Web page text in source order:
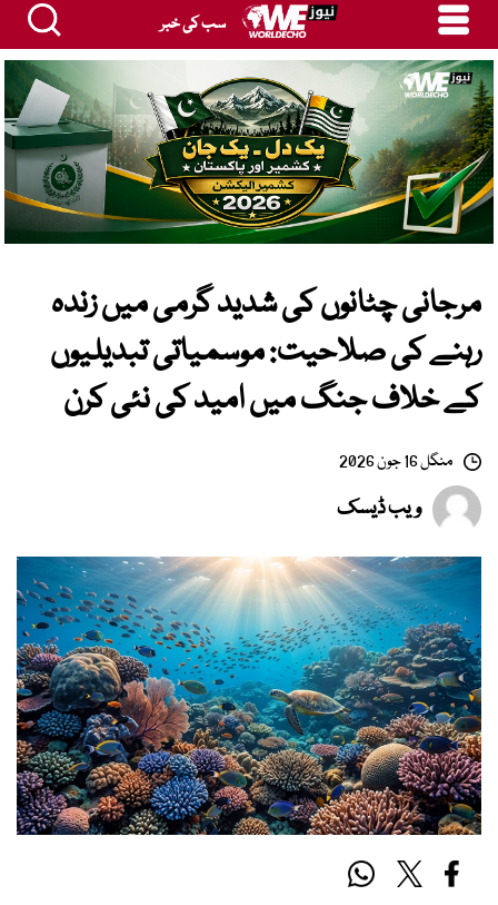
سب کی خبر
مرجانی چٹانوں کی شدید گرمی میں زندہ
رہنے کی صلاحیت: موسمیاتی تبدیلیوں
کے خلاف جنگ میں امید کی نئی کرن
منگل 16 جون 2026
ویب ڈیسک